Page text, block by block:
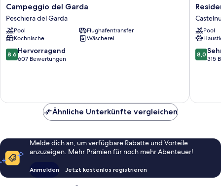
Campeggio
del
Garda
Peschiera
del
Garda
Campeggio del Garda
Peschiera del Garda
Pool
Flughafentransfer
Kochnische
Wäscherei
8.6
von
8,6 Hervorragend
607 Bewertungen
Eden
del
Garda
Pool
8.0
von
8,0
315
Ähnliche Unterkünfte vergleichen
Melde dich an, um verfügbare Rabatte und Vorteile
anzuzeigen. Mehr Prämien für noch mehr Abenteuer!
Anmelden Jetzt kostenlos registrieren